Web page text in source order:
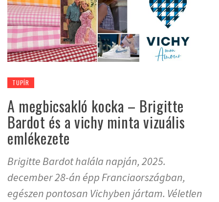
TUPÍR
A megbicsakló kocka – Brigitte
Bardot és a vichy minta vizuális
emlékezete
Brigitte Bardot halála napján, 2025.
december 28-án épp Franciaországban,
egészen pontosan Vichyben jártam. Véletlen